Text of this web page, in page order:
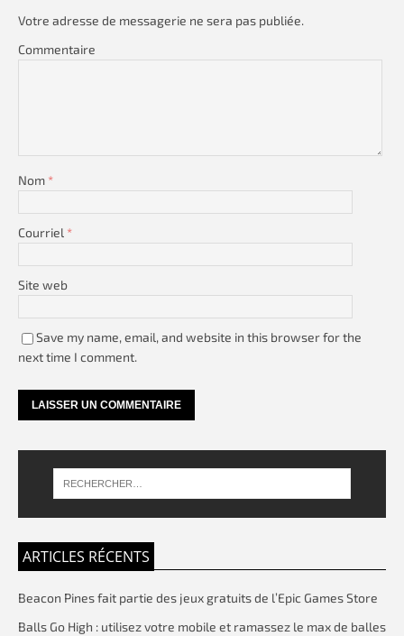
Votre adresse de messagerie ne sera pas publiée.
Commentaire
Nom *
Courriel *
Site web
Save my name, email, and website in this browser for the
next time I comment.
ARTICLES RÉCENTS
Beacon Pines fait partie des jeux gratuits de l’Epic Games Store
Balls Go High : utilisez votre mobile et ramassez le max de balles